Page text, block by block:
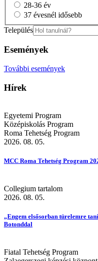
28-36 év
37 évesnél idősebb
Település
Események
További események
Hírek
Egyetemi Program
Középiskolás Program
Roma Tehetség Program
2026. 08. 05.
MCC Roma Tehetség Program
Collegium tartalom
2026. 08. 05.
„Engem elsősorban türelemre
Botonddal
Fiatal Tehetség Program